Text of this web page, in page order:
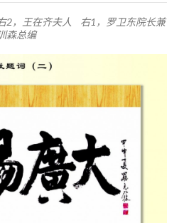
2，王在齐夫人 右1，罗卫东院长兼
森总编